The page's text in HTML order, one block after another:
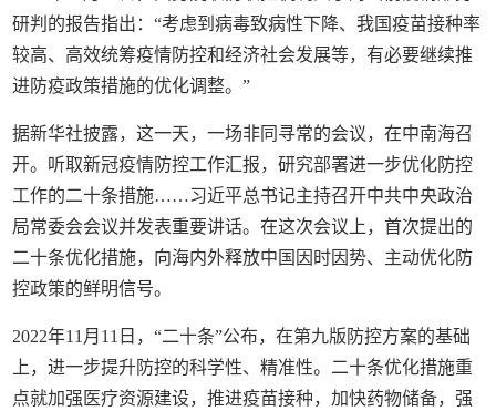
研判的报告指出：“考虑到病毒致病性下降、我国疫苗接种率
较高、高效统筹疫情防控和经济社会发展等，有必要继续推
进防疫政策措施的优化调整。”
据新华社披露，这一天，一场非同寻常的会议，在中南海召
开。听取新冠疫情防控工作汇报，研究部署进一步优化防控
工作的二十条措施……习近平总书记主持召开中共中央政治
局常委会会议并发表重要讲话。在这次会议上，首次提出的
二十条优化措施，向海内外释放中国因时因势、主动优化防
控政策的鲜明信号。
2022年11月11日，“二十条”公布，在第九版防控方案的基础
上，进一步提升防控的科学性、精准性。二十条优化措施重
点就加强医疗资源建设，推进疫苗接种，加快药物储备，强